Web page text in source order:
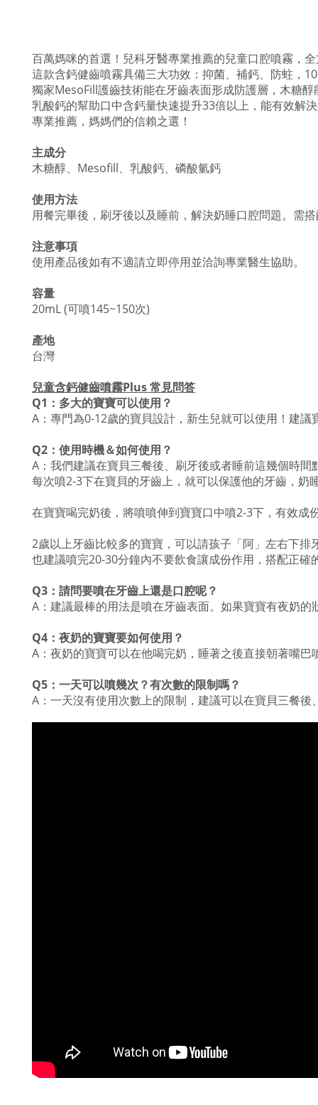
百萬媽咪的首選！兒科牙醫專業推薦的兒童口腔噴霧，
這款含鈣健齒噴霧具備三大功效：抑菌、補鈣、防蛀，
獨家MesoFill護齒技術能在牙齒表面形成防護層，木糖
乳酸鈣的幫助口中含鈣量快速提升33倍以上，能有效解
專業推薦，媽媽們的信賴之選！
主成分
木糖醇、Mesofill、乳酸鈣、磷酸氫鈣
使用方法
用餐完畢後，刷牙後以及睡前，解決奶睡口腔問題。需
注意事項
使用產品後如有不適請立即停用並洽詢專業醫生協助。
容量
20mL (可噴145~150次)
產地
台灣
兒童含鈣健齒噴霧Plus 常見問答
Q1：多大的寶寶可以使用？
A：專門為0-12歲的寶貝設計，新生兒就可以使用！建
Q2：使用時機＆如何使用？
A：我們建議在寶貝三餐後、刷牙後或者睡前這幾個時間
每次噴2-3下在寶貝的牙齒上，就可以保護他的牙齒，奶
在寶寶喝完奶後，將噴噴伸到寶寶口中噴2-3下，有效
2歲以上牙齒比較多的寶寶，可以請孩子「阿」左右下
也建議噴完20-30分鐘內不要飲食讓成份作用，搭配正確
Q3：請問要噴在牙齒上還是口腔呢？
A：建議最棒的用法是噴在牙齒表面。如果寶寶有夜奶
Q4：夜奶的寶寶要如何使用？
A：夜奶的寶寶可以在他喝完奶，睡著之後直接朝著嘴巴
Q5：一天可以噴幾次？有次數的限制嗎？
A：一天沒有使用次數上的限制，建議可以在寶貝三餐